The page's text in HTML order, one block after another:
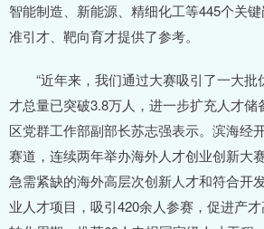
智能制造、新能源、精细化工等445个关
准引才、靶向育才提供了参考。
“近年来，我们通过大赛吸引了一大批
才总量已突破3.8万人，进一步扩充人才储
区党群工作部副部长苏志强表示。滨海经
赛道，连续两年举办海外人才创业创新大
急需紧缺的海外高层次创新人才和符合开
业人才项目，吸引420余人参赛，促进产